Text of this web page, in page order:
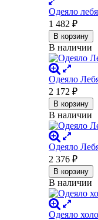
Одеяло
1 482 ₽
В корзину
В наличии
Одеяло
2 172 ₽
В корзину
В наличии
Одеяло
2 376 ₽
В корзину
В наличии
Одеяло